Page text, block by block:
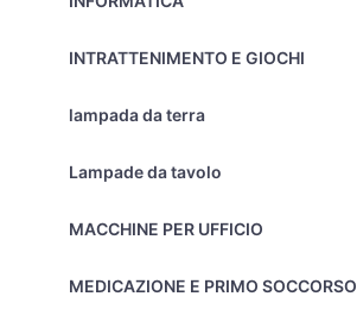
INTRATTENIMENTO E GIOCHI
lampada da terra
Lampade da tavolo
MACCHINE PER UFFICIO
MEDICAZIONE E PRIMO SOCCORSO